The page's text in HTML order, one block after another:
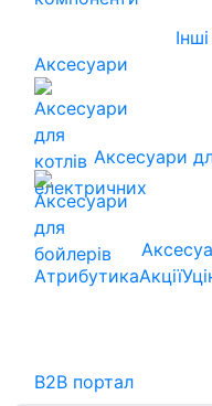
Аксесуари
Аксесуари
АтрибутикаАкції
B2B портал